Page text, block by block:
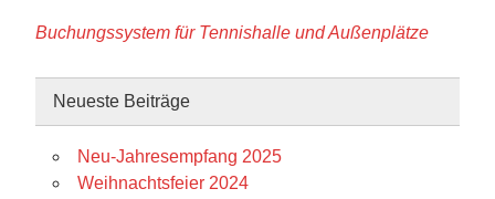
Buchungssystem für Tennishalle und Außenplätze
Neueste Beiträge
Neu-Jahresempfang 2025
Weihnachtsfeier 2024